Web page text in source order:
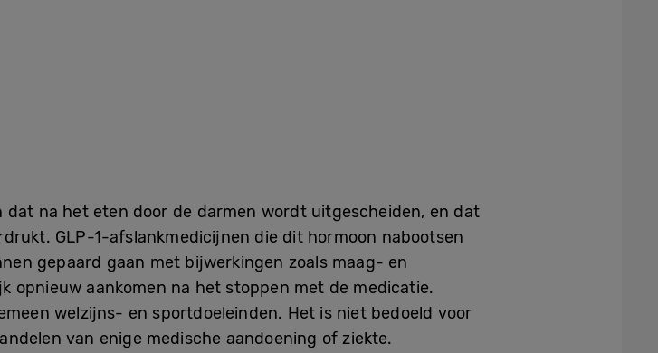
dat na het eten door de darmen wordt uitgescheiden, en dat
GLP-1-afslankmedicijnen die dit hormoon nabootsen
gepaard gaan met bijwerkingen zoals maag- en
opnieuw aankomen na het stoppen met de medicatie.
welzijns- en sportdoeleinden. Het is niet bedoeld voor
van enige medische aandoening of ziekte.